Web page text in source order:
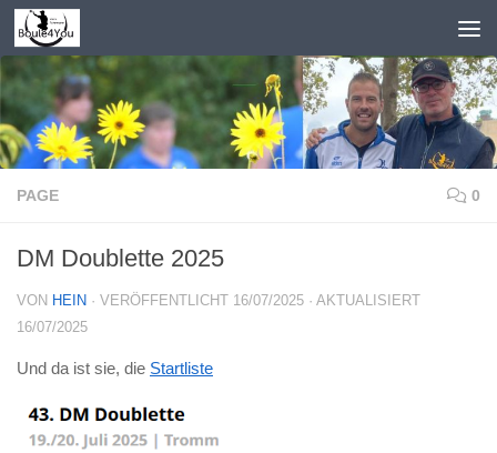
Zum Inhalt springen
PAGE 0
DM Doublette 2025
VON HEIN · VERÖFFENTLICHT 16/07/2025 · AKTUALISIERT
16/07/2025
Und da ist sie, die Startliste